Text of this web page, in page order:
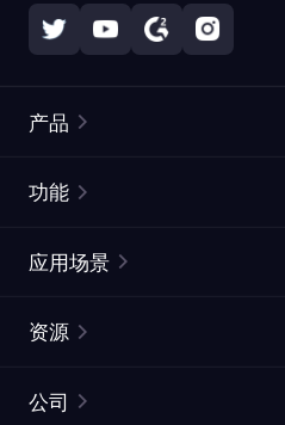
产品
静态住宅代理
网页抓取 API
功能
ISP代理
ProxySite
应用场景
市场研究
资源
公司